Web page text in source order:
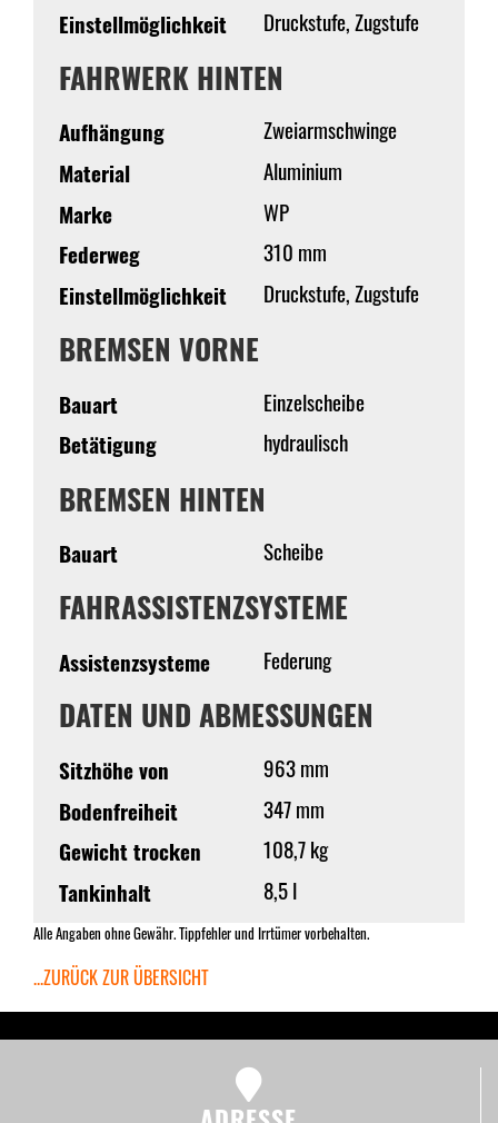
Einstellmöglichkeit
Druckstufe, Zugstufe
FAHRWERK HINTEN
Aufhängung
Zweiarmschwinge
Material
Aluminium
Marke
WP
Federweg
310 mm
Einstellmöglichkeit
Druckstufe, Zugstufe
BREMSEN VORNE
Bauart
Einzelscheibe
Betätigung
hydraulisch
BREMSEN HINTEN
Bauart Scheibe
FAHRASSISTENZSYSTEME
Assistenzsysteme Federung
DATEN UND ABMESSUNGEN
Sitzhöhe von
963 mm
Bodenfreiheit
347 mm
Gewicht trocken
108,7 kg
Tankinhalt
8,5 l
Alle Angaben ohne Gewähr. Tippfehler und Irrtümer vorbehalten.
...ZURÜCK ZUR ÜBERSICHT